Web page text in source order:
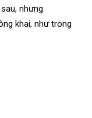
nhưng
khai, như trong